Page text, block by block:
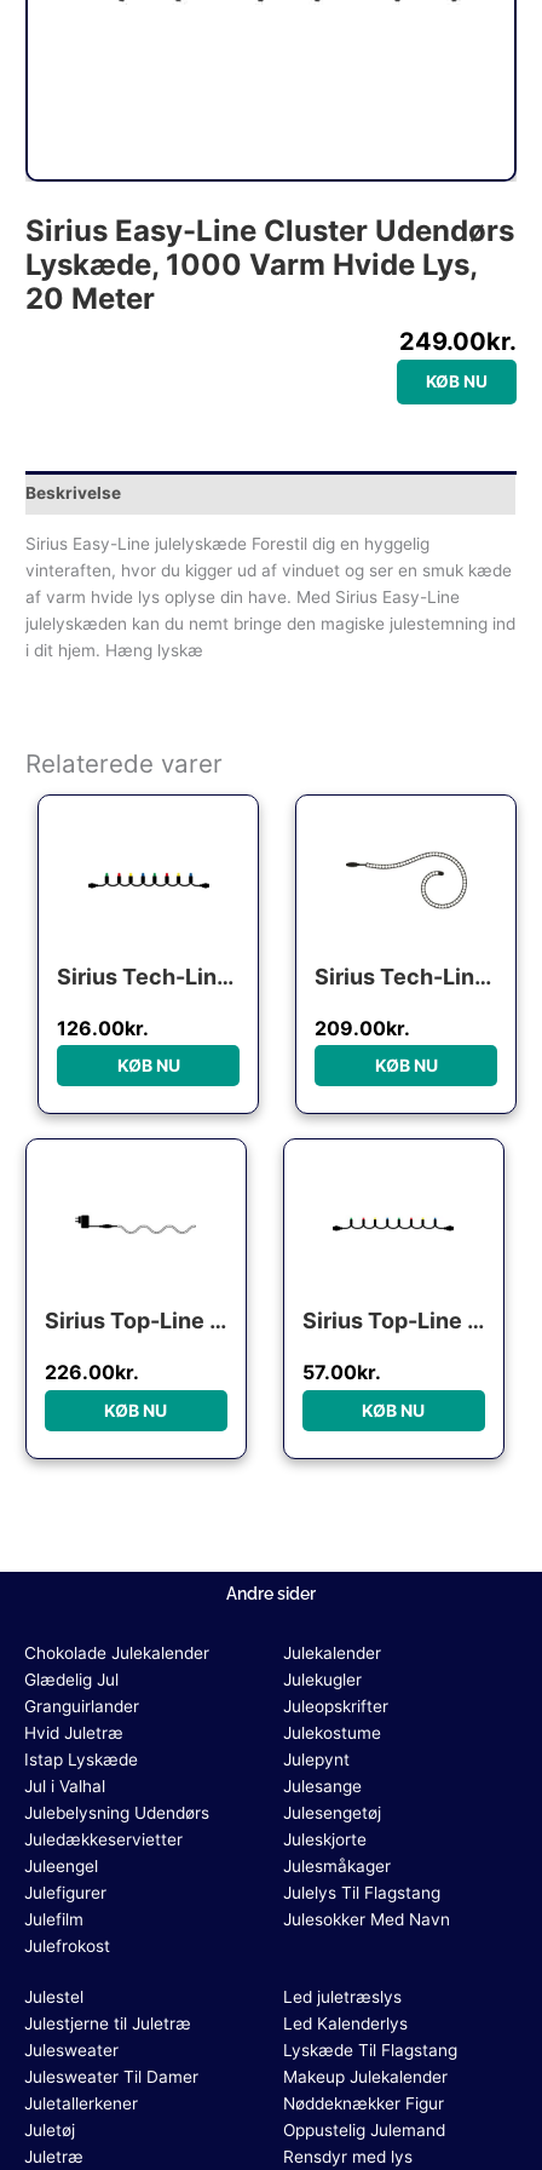
Sirius Easy-Line Cluster Udendørs
Lyskæde, 1000 Varm Hvide Lys,
20 Meter
249.00kr.
KØB NU
Beskrivelse
Sirius Easy-Line julelyskæde Forestil dig en hyggelig
vinteraften, hvor du kigger ud af vinduet og ser en smuk kæde
af varm hvide lys oplyse din have. Med Sirius Easy-Line
julelyskæden kan du nemt bringe den magiske julestemning ind
i dit hjem. Hæng lyskæ
Relaterede varer
Sirius Tech-Line udendørs lyskæde, 45 farvede lys, 4,5 meter, forlænger
Den oprindelige pris var: 137.00kr..
126.00kr.
Den aktuelle pris er: 126.00kr..
KØB NU
Sirius Tech-Line udendørs ropelight, 144 varm hvide lys, 4 meter, forlænger
209.00kr.
KØB NU
Sirius Top-Line udendørs ropelight, 144 varm hvide lys, 4 meter, startsæt
Den oprindelige pris var: 238.00kr..
226.00kr.
Den aktuelle pris er: 226.00kr..
KØB NU
Sirius Top-Line udendørs lyskæde, 50 farvede lys, 5 meter, forlænger
Den oprindelige pris
57.00kr.
Den aktuelle
KØB NU
Andre sider
Chokolade Julekalender
Glædelig Jul
Granguirlander
Hvid Juletræ
Istap Lyskæde
Jul i Valhal
Julebelysning Udendørs
Juledækkeservietter
Juleengel
Julefigurer
Julefilm
Julefrokost
Julekalender
Julekugler
Juleopskrifter
Julekostume
Julepynt
Julesange
Julesengetøj
Juleskjorte
Julesmåkager
Julelys Til Flagstang
Julesokker Med Navn
Julestel
Julestjerne til Juletræ
Julesweater
Julesweater Til Damer
Juletallerkener
Juletøj
Juletræ
Led juletræslys
Led Kalenderlys
Lyskæde Til Flagstang
Makeup Julekalender
Nøddeknækker Figur
Oppustelig Julemand
Rensdyr med lys